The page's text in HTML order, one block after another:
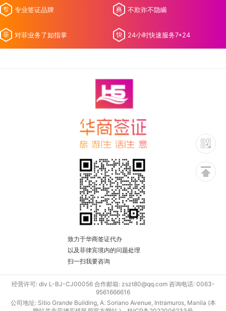
专业签证品牌 不欺诈不隐瞒
对菲业务了如指掌 24小时快速服务7*24
致力于华商签证代办
以及菲律宾境内的问题处理
扫一扫我要咨询
经营许可: div L-BJ-CJ00056 合作邮箱: zszt80@qq.com 咨询电话: 0063-
9561666616
公司地址: Sitio Grande Building, A. Soriano Avenue, Intramuros, Manila (本